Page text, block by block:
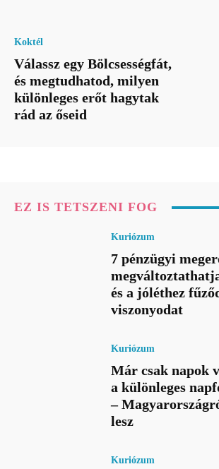
Koktél
Válassz egy Bölcsességfát,
és megtudhatod, milyen
különleges erőt hagytak
rád az őseid
EZ IS TETSZENI FOG
Kuriózum
7 pénzügyi
és a jóléthez
viszonyodat
Kuriózum
Már csak napok
a különleges
–
lesz
Kuriózum